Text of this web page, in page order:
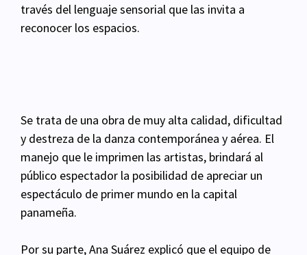
través del lenguaje sensorial que las invita a
reconocer los espacios.
Se trata de una obra de muy alta calidad, dificultad
y destreza de la danza contemporánea y aérea. El
manejo que le imprimen las artistas, brindará al
público espectador la posibilidad de apreciar un
espectáculo de primer mundo en la capital
panameña.
Por su parte, Ana Suárez explicó que el equipo de